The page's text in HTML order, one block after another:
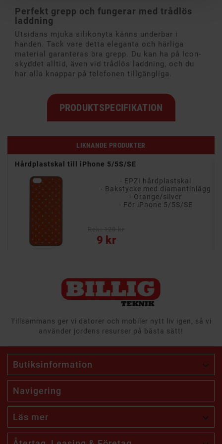
Perfekt grepp och fungerar med trådlös
laddning
Utsidans mjuka silikonyta känns underbar i
handen. Tack vare detta eleganta och härliga
material garanteras bra grepp. Du kan ha på Icon-
skyddet alltid, även vid trådlös laddning, och du
har alla knappar på telefonen tillgängliga.
PRODUKTSPECIFIKATION
LIKNANDE PRODUKTER
Hårdplastskal till iPhone 5/5S/SE
- EPZI hårdplastskal
- Bakstycke med diamantinlägg
- Orange/silver
- För iPhone 5/5S/SE
9 kr
Pris
Tillsammans ger vi datorer och mobiler nytt liv igen, så vi
använder jordens resurser på bästa sätt!
Butiksinformation 
Navigering
Läs mer 